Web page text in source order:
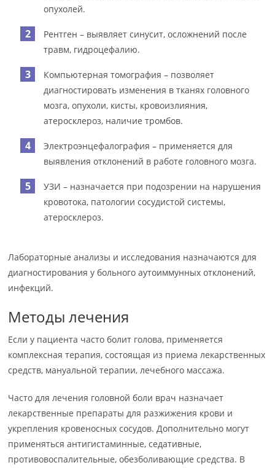
опухолей.
Рентген – выявляет синусит, осложнений после
травм, гидроцефалию.
Компьютерная томография – позволяет
диагностировать изменения в тканях головного
мозга, опухоли, кисты, кровоизлияния,
атеросклероз, наличие тромбов.
Электроэнцефалография – применяется для
выявления отклонений в работе головного мозга.
УЗИ – назначается при подозрении на нарушения
кровотока, патологии сосудистой системы,
атеросклероз.
Лабораторные анализы и исследования назначаются для
диагностирования у больного аутоиммунных отклонений,
инфекций.
Методы лечения
Если у пациента часто болит голова, применяется
комплексная терапия, состоящая из приема лекарственных
средств, мануальной терапии, лечебного массажа.
Часто для лечения головной боли врач назначает
лекарственные препараты для разжижения крови и
укрепления кровеносных сосудов. Дополнительно могут
применяться антигистаминные, седативные,
противовоспалительные, обезболивающие средства. В